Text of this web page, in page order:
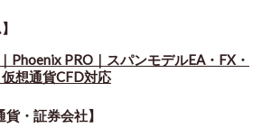
Phoenix PRO｜スパンモデルEA・FX・
想通貨CFD対応
貨・証券会社】